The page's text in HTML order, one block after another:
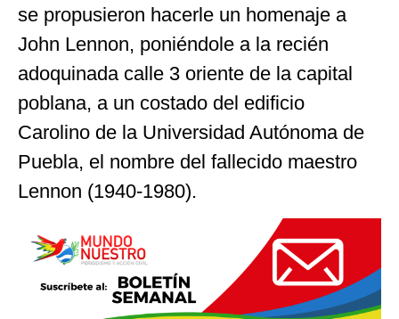
se propusieron hacerle un homenaje a
John Lennon, poniéndole a la recién
adoquinada calle 3 oriente de la capital
poblana, a un costado del edificio
Carolino de la Universidad Autónoma de
Puebla, el nombre del fallecido maestro
Lennon (1940-1980).